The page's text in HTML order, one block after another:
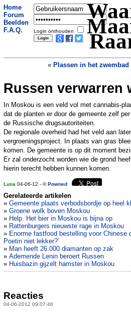
Home
Forum
Beelden
F.A.Q.
Login onthouden
« Plassen in het zwembad
Badzout
Russen verwarren
In Moskou is een veld vol met cannabis-
dat de planten er door de gemeente zelf
de Russische drugsautoriteiten.
De regionale overheid had het veld aan
vergroeningsproject. In plaats van gras
komen. De gemeente is op dit moment
Er zal onderzocht worden wie de grond
hierin terecht hebben kunnen komen.
Luna 04-06-12 - ©Powned
Gerelateerde artikelen
» Gemeente plaats verbodsbordje op heel
» Groene wolk boven Moskou
» Help. Het bier in Moskou is bijna op
» Rattenburgers nieuwste rage in Moskou
» Enorme fastfood bestelling voor Chinese
Poetin niet lekker?’
» Man heeft 26.000 diamanten op zak
» Ademende Lenin beroert Russen
» Huisbazin gijzelt hamster in Moskou
Reacties
04-06-2012 09:07:46